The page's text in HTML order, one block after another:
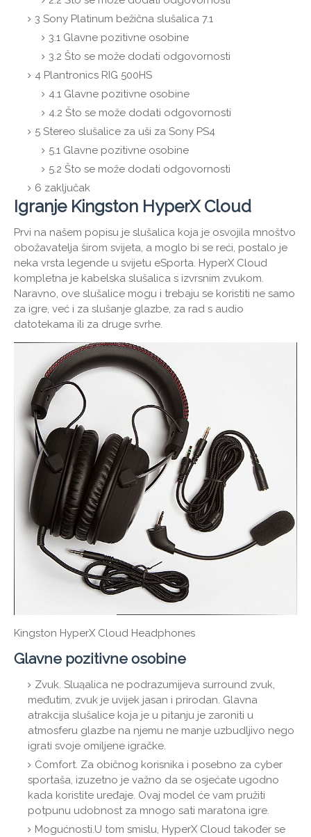
3 Sony Platinum bežična slušalica 7.1
3.1 Glavne pozitivne osobine
3.2 Što se može dodati odgovornosti
4 Plantronics RIG 500HS
4.1 Glavne pozitivne osobine
4.2 Što se može dodati odgovornosti
5 Stereo slušalice za uši za Sony PS4
5.1 Glavne pozitivne osobine
5.2 Što se može dodati odgovornosti
6 zaključak
Igranje Kingston HyperX Cloud
Prvi na našem popisu je slušalica koja je osvojila mnoštvo
obožavatelja širom svijeta, a moglo bi se reći, postalo je
neka vrsta legende u svijetu eSporta. HyperX Cloud
kompletna je kabelska slušalica s izvrsnim zvukom.
Naravno, ove slušalice mogu i trebaju se koristiti ne samo
za igre, već i za slušanje glazbe, za rad s audio
datotekama ili za druge svrhe.
Kingston HyperX Cloud Headphones
Glavne pozitivne osobine
Zvuk. Sluąalica ne podrazumijeva surround zvuk,
međutim, zvuk je uvijek jasan i prirodan. Glavna
atrakcija slušalice koja je u pitanju je zaroniti u
atmosferu glazbe na njemu ne manje uzbudljivo nego
igrati svoje omiljene igračke.
Comfort. Za običnog korisnika i posebno za cyber
sportaša, izuzetno je važno da se osjećate ugodno
kada koristite uređaje. Ovaj model će vam pružiti
potpunu udobnost za mnogo sati maratona igre.
Mogućnosti.U tom smislu, HyperX Cloud također se